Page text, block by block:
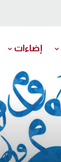
إضاءات